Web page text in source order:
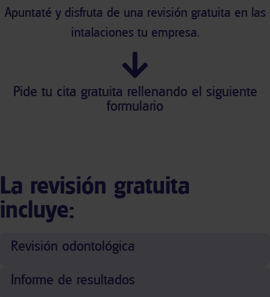
Apuntaté y disfruta de una revisión gratuita en las
intalaciones tu empresa.
Pide tu cita gratuita rellenando el siguiente
formulario
La revisión gratuita
incluye:
Revisión odontológica
Informe de resultados